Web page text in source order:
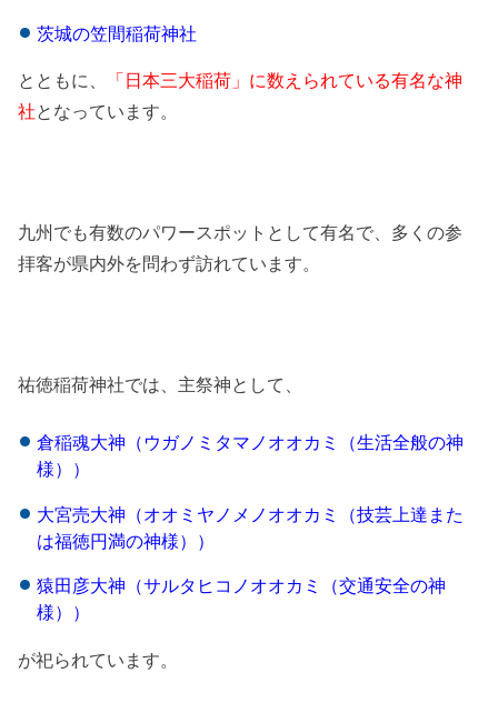
茨城の笠間稲荷神社
とともに、
「日本三大稲荷」に数えられている有名な神
社となっています。
九州でも有数のパワースポットとして有名で、多くの参
拝客が県内外を問わず訪れています。
祐徳稲荷神社では、主祭神として、
倉稲魂大神（ウガノミタマノオオカミ（生活全般の神
様））
大宮売大神（オオミヤノメノオオカミ（技芸上達また
は福徳円満の神様））
猿田彦大神（サルタヒコノオオカミ（交通安全の神
様））
が祀られています。